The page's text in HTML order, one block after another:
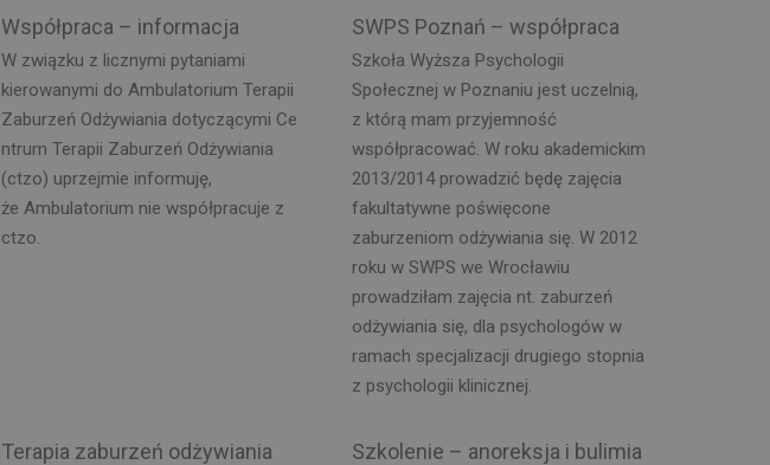
Współpraca – informacja
W związku z licznymi pytaniami
kierowanymi do Ambulatorium Terapii
Zaburzeń Odżywiania dotyczącymi Ce
ntrum Terapii Zaburzeń Odżywiania
(ctzo) uprzejmie informuję,
że Ambulatorium nie współpracuje z
ctzo.
SWPS Poznań – współpraca
Szkoła Wyższa Psychologii
Społecznej w Poznaniu jest uczelnią,
z którą mam przyjemność
współpracować. W roku akademickim
2013/2014 prowadzić będę zajęcia
fakultatywne poświęcone
zaburzeniom odżywiania się. W 2012
roku w SWPS we Wrocławiu
prowadziłam zajęcia nt. zaburzeń
odżywiania się, dla psychologów w
ramach specjalizacji drugiego stopnia
z psychologii klinicznej.
Terapia zaburzeń odżywiania
Szkolenie – anoreksja i bulimia